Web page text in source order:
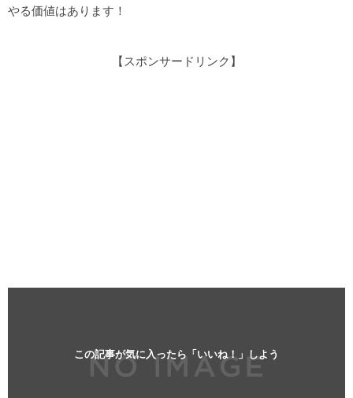
やる価値はあります！
【スポンサードリンク】
この記事が気に入ったら「いいね！」しよう